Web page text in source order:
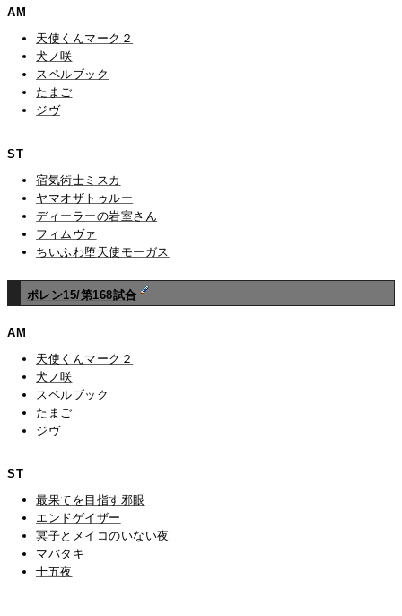
AM
天使くんマーク２
犬ノ咲
スペルブック
たまご
ジヴ
ST
宿気術士ミスカ
ヤマオザトゥルー
ディーラーの岩室さん
フィムヴァ
ちいふわ堕天使モーガス
ポレン15/第168試合
AM
天使くんマーク２
犬ノ咲
スペルブック
たまご
ジヴ
ST
最果てを目指す邪眼
エンドゲイザー
冥子とメイコのいない夜
マバタキ
十五夜